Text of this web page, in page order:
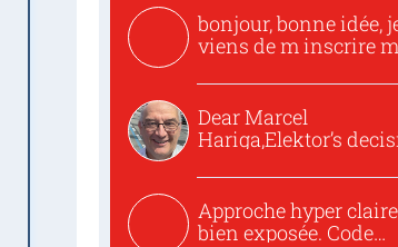
bonjour, bonne idée,
viens de m inscrire
Dear Marcel
Hariga,Elektor’s
Approche hyper
bien exposée. Code